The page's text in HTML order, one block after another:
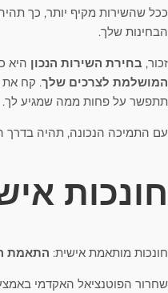
ככל שהשירות מקיף יותר, כך
הבחינות שלך.
זכור, בחירת השירות הנכון היא
המושלמת לצרכים שלך. קח את
תתפשר על פחות ממה שמגיע לך.
עם התמיכה הנכונה, תהיה בדרך
חונכות
חונכות מותאמת אישית: התאמת
שחרור הפוטנציאל האקדמי